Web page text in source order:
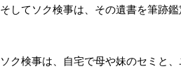
そしてソク検事は、その遺書を筆跡
ソク検事は、自宅で母や妹のセミと